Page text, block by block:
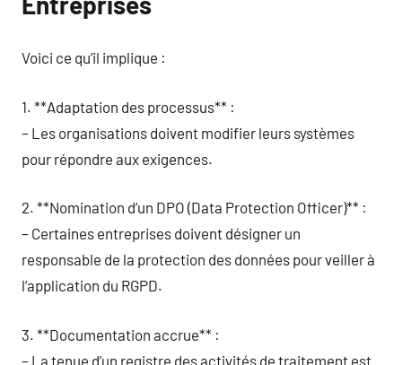
Voici ce qu’il implique :
1. **Adaptation des processus** :
– Les organisations doivent modifier leurs systèmes
pour répondre aux exigences.
2. **Nomination d’un DPO (Data Protection Officer)** :
– Certaines entreprises doivent désigner un
responsable de la protection des données pour veiller à
l’application du RGPD.
3. **Documentation accrue** :
– La tenue d’un registre des activités de traitement est